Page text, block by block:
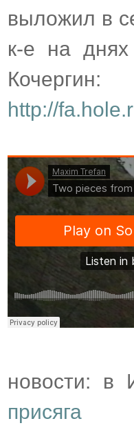
выложил в
к-е на
Кочергин:
http://
новости: в
присяга